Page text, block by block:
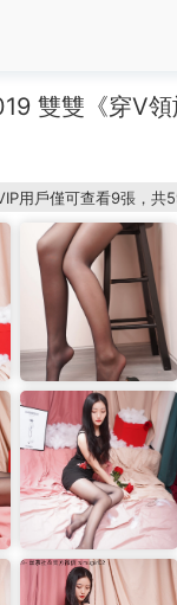
雙雙《穿V領
用戶僅可查看9張，共